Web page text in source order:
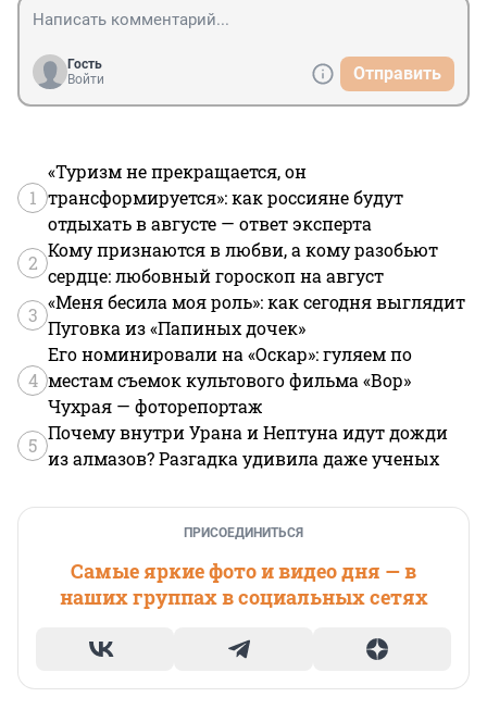
Гость
Войти
Отправить
1
«Туризм не прекращается, он
трансформируется»: как россияне будут
отдыхать в августе — ответ эксперта
2
Кому признаются в любви, а кому разобьют
сердце: любовный гороскоп на август
3
«Меня бесила моя роль»: как сегодня выглядит
Пуговка из «Папиных дочек»
4
Его номинировали на «Оскар»: гуляем по
местам съемок культового фильма «Вор»
Чухрая — фоторепортаж
5
Почему внутри Урана и Нептуна идут дожди
из алмазов? Разгадка удивила даже ученых
ПРИСОЕДИНИТЬСЯ
Самые яркие фото и видео дня — в
наших группах в социальных сетях